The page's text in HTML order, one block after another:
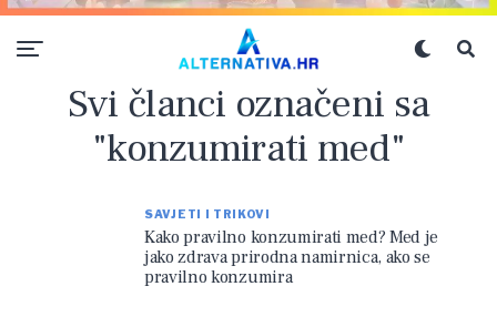
Svi članci označeni sa
"konzumirati med"
SAVJETI I TRIKOVI
Kako pravilno konzumirati med? Med je
jako zdrava prirodna namirnica, ako se
pravilno konzumira